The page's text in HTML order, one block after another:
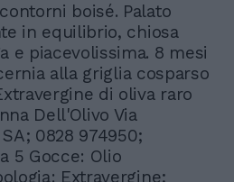
boisé. Palato
in equilibrio, chiosa
e piacevolissima. 8 mesi
alla griglia cosparso
di oliva raro
Dell'Olivo Via
0828 974950;
5 Gocce: Olio
Extravergine;